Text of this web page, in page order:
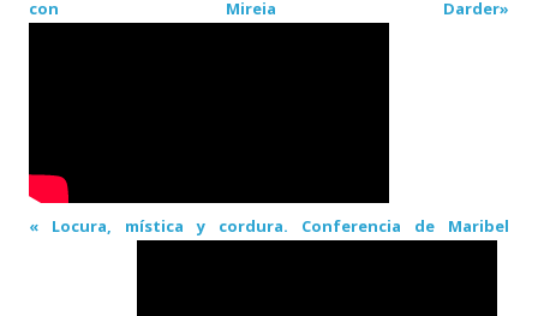
con Mireia Darder»
« Locura, mística y cordura. Conferencia de Maribel